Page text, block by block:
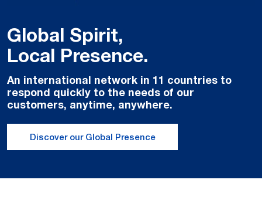
Global Spirit,
Local Presence.
An international network in 11 countries to
respond quickly to the needs of our
customers, anytime, anywhere.
Discover our Global Presence